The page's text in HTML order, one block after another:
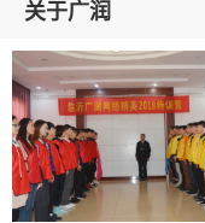
关于广润